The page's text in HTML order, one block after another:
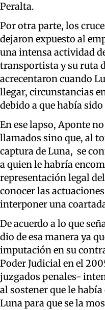
Peralta.
Por otra parte, los
dejaron expuesto al
una intensa actividad
transportista y su ruta
acrecentaron cuando
llegar, circunstancias
debido a que había
En ese lapso, Aponte
llamados sino que, al
captura de Luna, se
a quien le habría
representación legal
conocer las
interponer una
De acuerdo a lo que
dio de esa manera ya
imputación en su
Poder Judicial en el
juzgados penales-
al sostener que le
Luna para que se la